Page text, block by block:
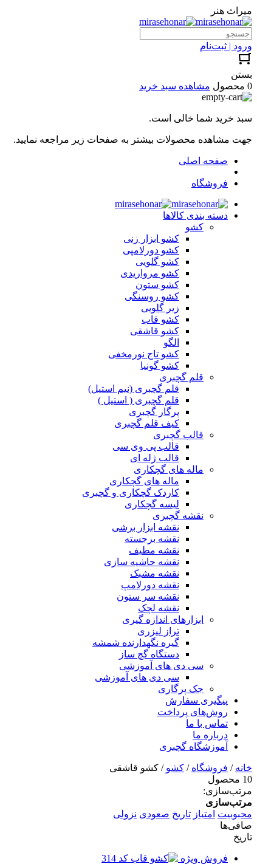
میراث هنر
ورود | ثبت‌نام
بستن
0 محصول
مشاهده سبد خرید
سبد خرید شما خالی است.
جهت مشاهده محصولات بیشتر به صفحات زیر مراجعه نمایید.
صفحه اصلی
فروشگاه
دسته بندی کالاها
کشو
کشو ابزار زنی
کشو دورلامپی
کشو گلویی
کشو مرواریدی
کشو ستون
کشو روسنگی
زیر گلویی
کشو قاب
کشو قاشقی
الگو
کشو تاج نورمخفی
کشو گونیا
قلم گچبری
قلم گچبری (نیم استیل)
قلم گچبری ( استیل )
پرگار گچبری
کیف قلم گچبری
قالب گچبری
قالب پی وی سی
قالب ژله ای
ماله های گچکاری
ماله های گچکاری
کاردک گچکاری و گچبری
لیسه گچکاری
نقشه گچبری
نقشه ابزار برشی
نقشه برجسته
نقشه مطیف
نقشه حاشیه سازی
نقشه مشبک
نقشه دورلامپ
نقشه سر ستون
نقشه لچک
ابزارهای اندازه گیری
تراز لیزری
گیره نگهدارنده شمشه
دستگاه گچ ساز
سی دی های آموزشی
سی دی های آموزشی
جک پرگاری
پیگیری سفارش
روش‌های پرداخت
تماس با ما
درباره ما
آموزشگاه گچبری
خانه / فروشگاه / کشو / کشو قاشقی
10 محصول
مرتب‌سازی:
مرتب‌سازی
محبوبیت امتیاز تاریخ صعودی نزولی
صافی‌ها
تاریخ
فروش ویژه